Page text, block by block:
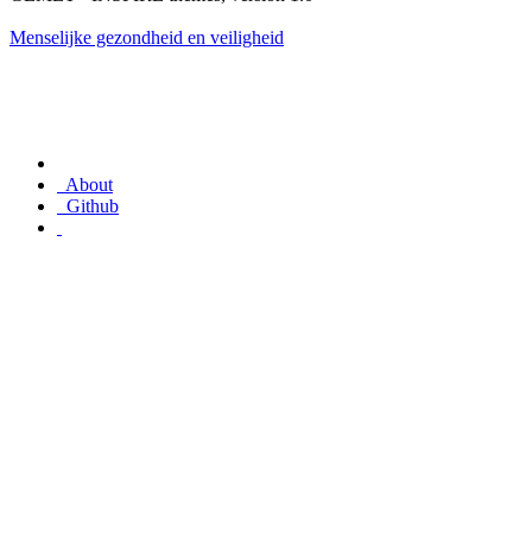
Menselijke gezondheid en veiligheid
About
Github